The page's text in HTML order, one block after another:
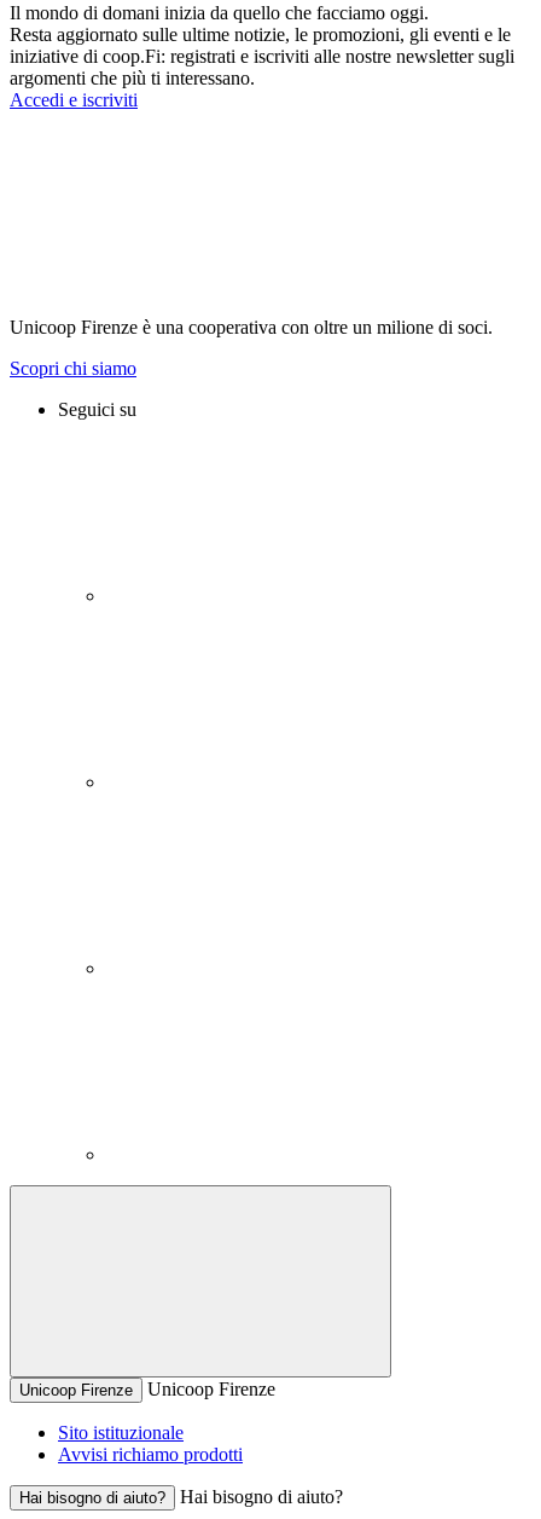
Il mondo di domani inizia da quello che facciamo oggi.
Resta aggiornato sulle ultime notizie, le promozioni, gli eventi e le
iniziative di coop.Fi: registrati e iscriviti alle nostre newsletter sugli
argomenti che più ti interessano.
Accedi e iscriviti
Unicoop Firenze è una cooperativa con oltre un milione di soci.
Scopri chi siamo
Seguici su
Unicoop Firenze Unicoop Firenze
Sito istituzionale
Avvisi richiamo prodotti
Hai bisogno di aiuto? Hai bisogno di aiuto?